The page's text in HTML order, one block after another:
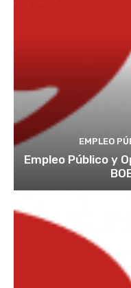
EMPLEO
Empleo Público y